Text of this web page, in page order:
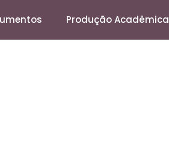
Produção Acadêmica